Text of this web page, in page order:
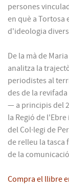
persones
en què a Tortosa
d'ideologia
De la mà de
analitza la
periodistes al
des de la
— a principis del
la Regió de
del Col·legi de
de relleu la tasca
de la
Compra el llibre